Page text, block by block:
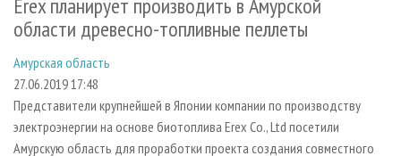
ЛЕСОПИЛЕНИЕ
СУШКА ДРЕВЕСИНЫ
ПРОИЗВОДСТВО ДРЕВЕСНЫХ ПЛИТ
ДЕРЕВЯННОЕ ДОМОСТРОЕНИЕ
НОВОСТИ ЖУРНАЛА
ПРЕДПРИЯТИЯ ЛПК
ПЕРСОНЫ
МОБИЛЬНЫЕ ВЫСТАВКИ
ОФИЦИАЛЬНЫЕ ДЕЛЕГАЦИИ
АРХИВ ЖУРНАЛОВ
СТАТЬИ
О ЖУРНАЛЕ
ПОДПИСКА
КОНТАКТЫ
РЕКЛАМОДАТЕЛЯМ
РЕКЛАМА
РЕКЛАМА НА САЙТЕ
Erex планирует производить в Амурской
области древесно-топливные пеллеты
Амурская область
27.06.2019 17:48
Представители крупнейшей в Японии компании по производству
электроэнергии на основе биотоплива Erex Co., Ltd посетили
Амурскую область для проработки проекта создания совместного